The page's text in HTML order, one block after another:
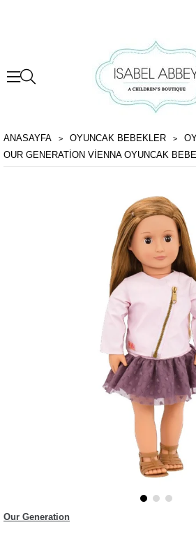
ANASAYFA OYUNCAK BEBEKLER
OUR GENERATION VIENNA OYUNCAK
Our Generation